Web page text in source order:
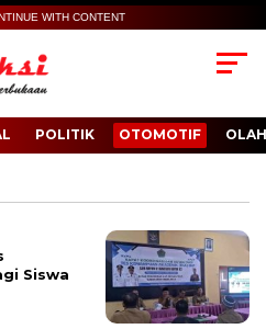
WITH CONTENT
POLITIK OTOMOTIF
Siswa